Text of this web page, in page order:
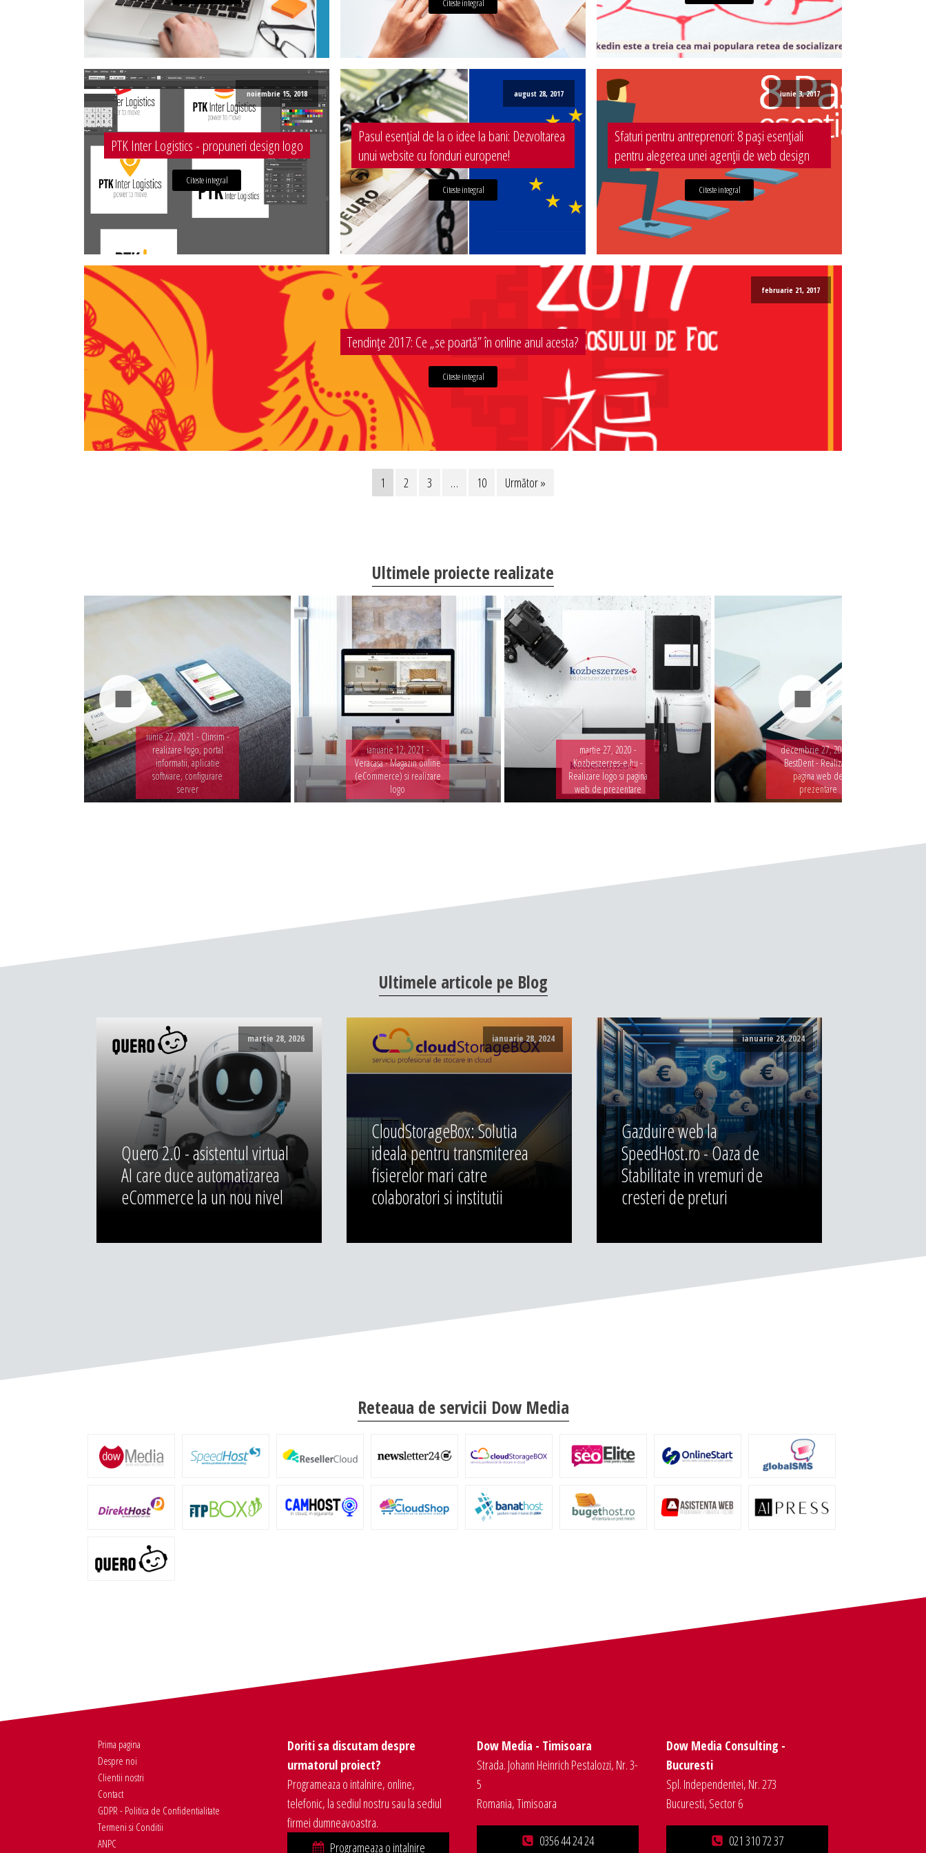
Citeste integral
noiembrie 15, 2018
PTK Inter Logistics - propuneri design logo
Citeste integral
august 28, 2017
Pasul esențial de la o idee la bani: Dezvoltarea
unui website cu fonduri europene!
Citeste integral
iunie 3, 2017
Sfaturi pentru antreprenori: 8 pași esențiali
pentru alegerea unei agenții de web design
Citeste integral
februarie 21, 2017
Tendințe 2017: Ce „se poartă” în online anul acesta?
Citeste integral
1 2 3 … 10 Următor »
Ultimele proiecte realizate
iunie 27, 2021 - Clinsim -
realizare logo, portal
informatii, aplicatie
software, configurare
server
ianuarie 12, 2021 -
Veracasa - Magazin online
(eCommerce) si realizare
logo
martie 27, 2020 -
Kozbeszerzes-e.hu -
Realizare logo si pagina
web de prezentare
decembrie 27, 2019 -
BestDent - Realizare
pagina web de
prezentare
Ultimele articole pe Blog
martie 28, 2026
Quero 2.0 - asistentul virtual
AI care duce automatizarea
eCommerce la un nou nivel
ianuarie 28, 2024
CloudStorageBox: Solutia
ideala pentru transmiterea
fisierelor mari catre
colaboratori si institutii
ianuarie 28, 2024
Gazduire web la
SpeedHost.ro - Oaza de
Stabilitate in vremuri de
cresteri de preturi
Reteaua de servicii Dow Media
Prima pagina
Despre noi
Clientii nostri
Contact
GDPR - Politica de Confidentialitate
Termeni si Conditii
ANPC
Doriti sa discutam despre
urmatorul proiect?
Programeaza o intalnire, online,
telefonic, la sediul nostru sau la sediul
firmei dumneavoastra.
Programeaza o intalnire
Dow Media - Timisoara
Strada. Johann Heinrich Pestalozzi, Nr. 3-
5
Romania, Timisoara
0356 44 24 24
Dow Media Consulting -
Bucuresti
Spl. Independentei, Nr. 273
Bucuresti, Sector 6
021 310 72 37